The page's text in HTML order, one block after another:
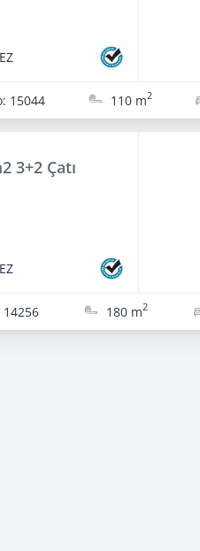
15044 110 m2
3+2 Çatı
180 m2